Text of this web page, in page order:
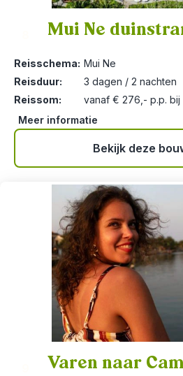
Mui Ne
Reisschema: Mui Ne
Reisduur:
3 dagen / 2 nachten
Reissom:
vanaf € 276,- p.p. bij
Meer informatie
Bekijk deze
Varen naar